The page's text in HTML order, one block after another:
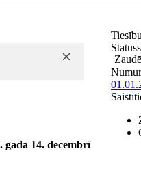
gada 14. decembrī